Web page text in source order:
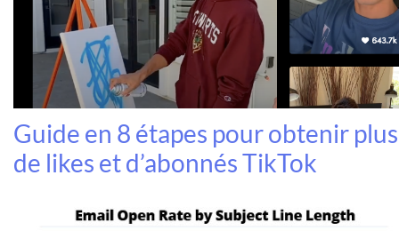
Guide en 8 étapes pour obtenir plus
de likes et d’abonnés TikTok